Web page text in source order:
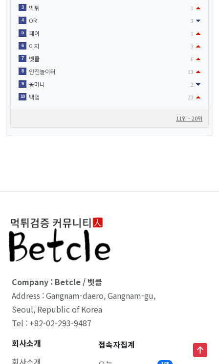
3 먹튀 1
4 OR 3
5 페이 1
6 이지 3
7 벳클 6
8 안전놀이터 13
9 꽁머니 2
10 백업 23
11위 - 20위
Company : Betcle / 벳클
Address : Gangnam-daero, Gangnam-gu,
Seoul, Republic of Korea
Tel : +82-02-293-9487
회사소개
접속자집계